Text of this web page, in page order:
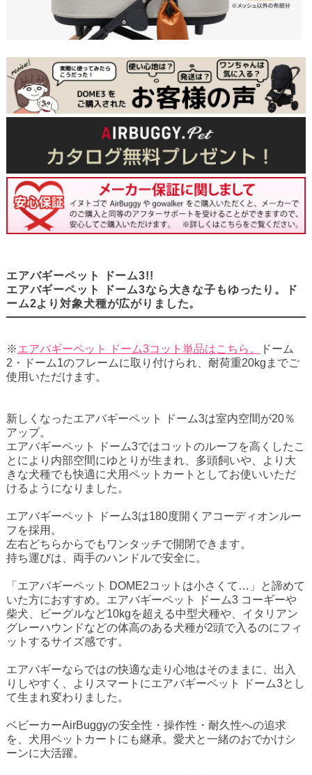
エアバギーペット ドーム3!!
エアバギーペット ドーム3なら大きな子もゆったり。ド
ーム2より対象犬種が広がりました。
※エアバギーペット ドーム3コット単品はこちら。
ドーム
2・ドーム1のフレームに取り付けられ、耐荷重20kgまでご
使用いただけます。
新しくなったエアバギーペット ドーム3は室内空間が20％
アップ。
エアバギーペット ドーム3ではコットのルーフを高くしたこ
とにより内部空間にゆとりが生まれ、多頭飼いや、より大
きな犬種でも快適に犬用ペットカート としてお使いいただ
けるようになりました。
エアバギーペット ドーム3は180度開くアコーディオンルー
フを採用。
左右どちらからでもワンタッチで開閉できます。
持ち運びは、両手のハンドルで安全に。
「エアバギーペット DOME2コットは小さくて…」と諦めて
いた方におすすめ。エアバギーペット ドーム3 コーギーや
柴犬
ビーグルなど10kgを超える中型犬種や、 イタリアン
グレーハウンドなどの体高のある犬種が2頭で入るのにフィ
ットするサイズ感です。
エアバギーならではの快適な走り心地はそのままに、出入
りしやすく、よりスマートにエアバギーペット ドーム3とし
て生まれ変わりました。
ベビーカーAirBuggyの安全性・操作性・耐久性への追求
を、犬用ペットカートにも継承。愛犬と一緒のおでかけシ
ーンに大活躍。